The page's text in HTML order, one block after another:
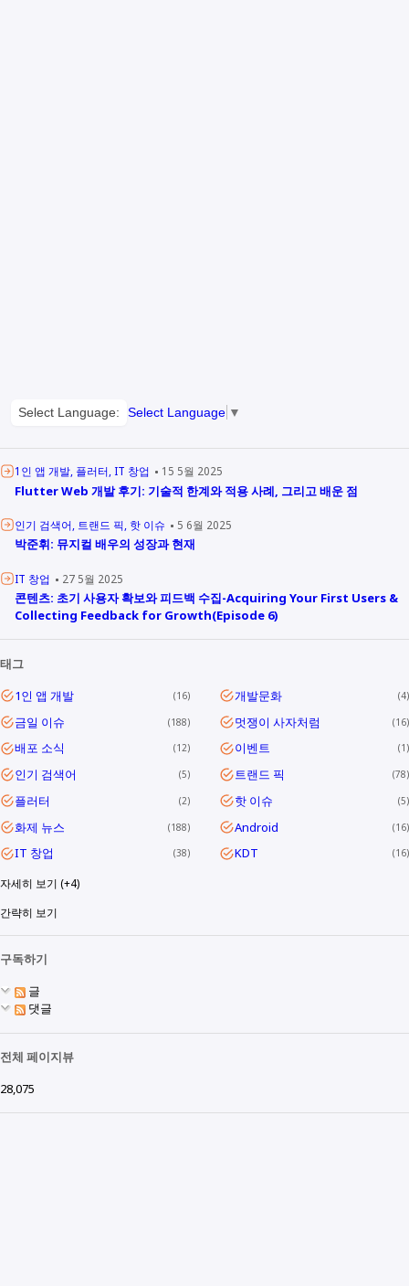
Select Language: Select Language ▼
1인 앱 개발 플러터 IT 창업 15 5월 2025
Flutter Web 개발 후기: 기술적 한계와 적용 사례, 그리고 배운 점
인기 검색어 트랜드 픽 핫 이슈 5 6월 2025
박준휘: 뮤지컬 배우의 성장과 현재
IT 창업 27 5월 2025
콘텐츠: 초기 사용자 확보와 피드백 수집-Acquiring Your First Users &
Collecting Feedback for Growth(Episode 6)
태그
1인 앱 개발
16 개발문화 4
금일 이슈 188 멋쟁이 사자처럼 16
배포 소식 12 이벤트 1
인기 검색어 5 트랜드 픽 78
플러터 2 핫 이슈 5
화제 뉴스 188 Android 16
IT 창업 38 KDT 16
자세히 보기 (+4)
간략히 보기
구독하기
글
댓글
전체 페이지뷰
28,075